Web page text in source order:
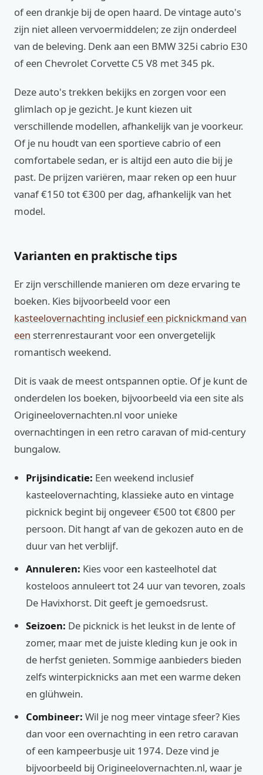
of een drankje bij de open haard. De vintage auto's
zijn niet alleen vervoermiddelen; ze zijn onderdeel
van de beleving. Denk aan een BMW 325i cabrio E30
of een Chevrolet Corvette C5 V8 met 345 pk.
Deze auto's trekken bekijks en zorgen voor een
glimlach op je gezicht. Je kunt kiezen uit
verschillende modellen, afhankelijk van je voorkeur.
Of je nu houdt van een sportieve cabrio of een
comfortabele sedan, er is altijd een auto die bij je
past. De prijzen variëren, maar reken op een huur
vanaf €150 tot €300 per dag, afhankelijk van het
model.
Varianten en praktische tips
Er zijn verschillende manieren om deze ervaring te
boeken. Kies bijvoorbeeld voor een
kasteelovernachting inclusief een picknickmand van
een sterrenrestaurant voor een onvergetelijk
romantisch weekend.
Dit is vaak de meest ontspannen optie. Of je kunt de
onderdelen los boeken, bijvoorbeeld via een site als
Origineelovernachten.nl voor unieke
overnachtingen in een retro caravan of mid-century
bungalow.
Prijsindicatie: Een weekend inclusief
kasteelovernachting, klassieke auto en vintage
picknick begint bij ongeveer €500 tot €800 per
persoon. Dit hangt af van de gekozen auto en de
duur van het verblijf.
Annuleren: Kies voor een kasteelhotel dat
kosteloos annuleert tot 24 uur van tevoren, zoals
De Havixhorst. Dit geeft je gemoedsrust.
Seizoen: De picknick is het leukst in de lente of
zomer, maar met de juiste kleding kun je ook in
de herfst genieten. Sommige aanbieders bieden
zelfs winterpicknicks aan met een warme deken
en glühwein.
Combineer: Wil je nog meer vintage sfeer? Kies
dan voor een overnachting in een retro caravan
of een kampeerbusje uit 1974. Deze vind je
bijvoorbeeld bij Origineelovernachten.nl, waar je